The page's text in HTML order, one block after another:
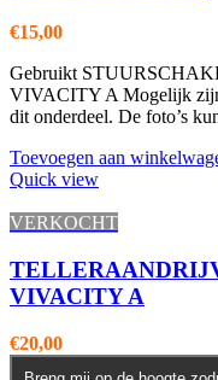
€15,00
Gebruikt
VIVACITY A Mogelijk zijn
dit onderdeel. De foto’s
Toevoegen aan
Quick view
VERKOCHT
VIVACITY A
€20,00